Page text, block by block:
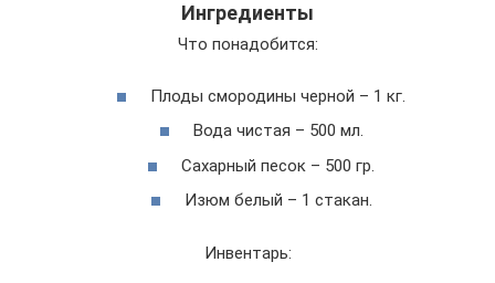
Ингредиенты
Что понадобится:
Плоды смородины черной – 1 кг.
Вода чистая – 500 мл.
Сахарный песок – 500 гр.
Изюм белый – 1 стакан.
Инвентарь: